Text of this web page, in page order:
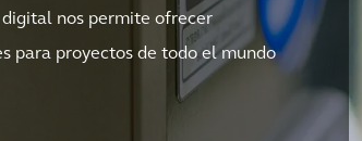
nos permite ofrecer
para proyectos de todo el mundo